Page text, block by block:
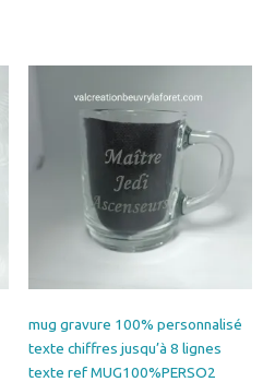
mug gravure 100% personnalisé
texte chiffres jusqu’à 8 lignes
texte ref MUG100%PERSO2